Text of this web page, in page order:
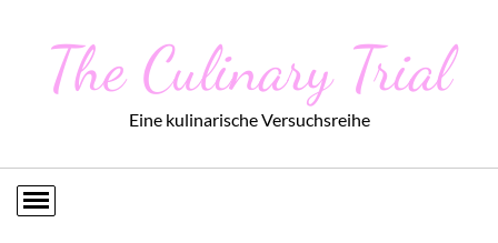
The Culinary Trial
Eine kulinarische Versuchsreihe